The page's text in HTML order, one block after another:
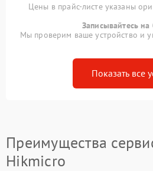
Цены в прайс-листе указаны
Записывайтесь на
Мы проверим ваше устройство и
Показать все
Преимущества
Hikmicro